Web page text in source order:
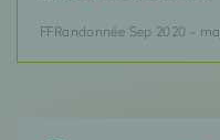
FFRandonnée Sep 2020 -